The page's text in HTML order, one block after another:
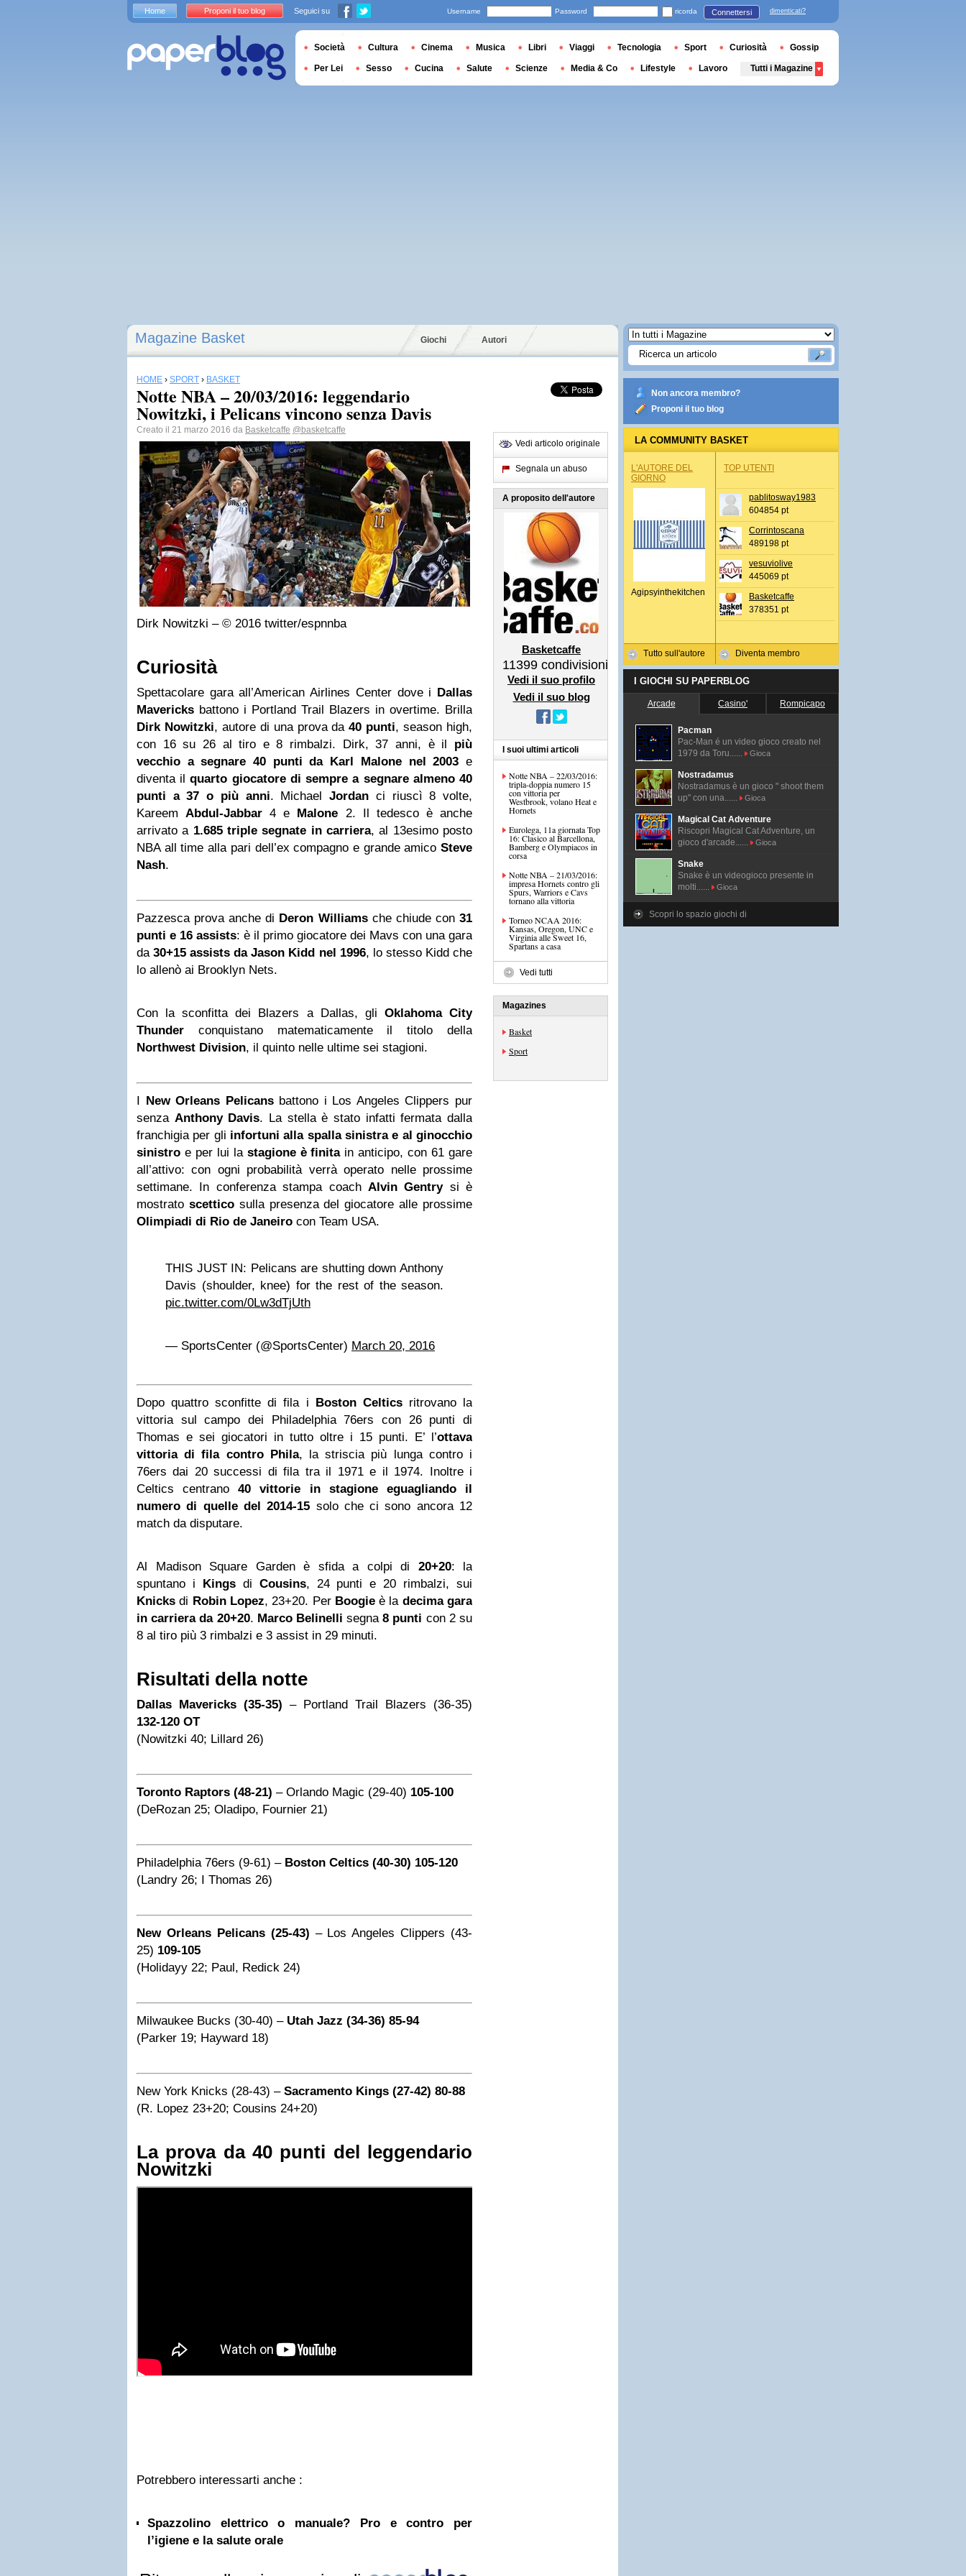
Magazine Basket Giochi Autori
HOME › SPORT › BASKET
Notte NBA – 20/03/2016: leggendario
Nowitzki, i Pelicans vincono senza Davis
Creato il 21 marzo 2016 da Basketcaffe @basketcaffe
Dirk Nowitzki – © 2016 twitter/espnnba
Curiosità
Spettacolare gara all’American Airlines Center dove i Dallas
Mavericks battono i Portland Trail Blazers in overtime. Brilla
Dirk Nowitzki, autore di una prova da40 punti, season high,
con 16 su 26 al tiro e 8 rimbalzi. Dirk, 37 anni, è il più
vecchio a segnare 40 punti da Karl Malone nel 2003 e
diventa ilquarto giocatore di sempre a segnare almeno 40
punti a 37 o più anni. MichaelJordan ci riuscì 8 volte,
KareemAbdul-Jabbar 4 e Malone 2. Il tedesco è anche
arrivato a 1.685 triple segnate in carriera, al 13esimo posto
NBA all time alla pari dell’ex compagno e grande amico Steve
Nash.
Pazzesca prova anche di Deron Williamsche chiude con31
punti e 16 assists: è il primo giocatore dei Mavs con una gara
da30+15 assists da Jason Kidd nel 1996, lo stesso Kidd che
lo allenò ai Brooklyn Nets.
Con la sconfitta dei Blazers a Dallas, gli Oklahoma City
Thunder conquistano matematicamente il titolo della
Northwest Division, il quinto nelle ultime sei stagioni.
I New Orleans Pelicansbattono i Los Angeles Clippers pur
senza Anthony Davis. La stella è stato infatti fermata dalla
franchigia per gli infortuni alla spalla sinistra e al ginocchio
sinistro e per lui la stagione è finitain anticipo, con 61 gare
all’attivo: con ogni probabilità verrà operato nelle prossime
settimane. In conferenza stampa coach Alvin Gentrysi è
mostrato scetticosulla presenza del giocatore alle prossime
Olimpiadi di Rio de Janeiro con Team USA.
THIS JUST IN: Pelicans are shutting down Anthony
Davis (shoulder, knee) for the rest of the season.
pic.twitter.com/0Lw3dTjUth
— SportsCenter (@SportsCenter) March 20, 2016
Dopo quattro sconfitte di fila i Boston Celtics ritrovano la
vittoria sul campo dei Philadelphia 76ers con 26 punti di
Thomas e sei giocatori in tutto oltre i 15 punti. E’ l’ottava
vittoria di fila contro Phila, la striscia più lunga contro i
76ers dai 20 successi di fila tra il 1971 e il 1974. Inoltre i
Celtics centrano40 vittorie in stagione eguagliando il
numero di quelle del 2014-15 solo che ci sono ancora 12
match da disputare.
Al Madison Square Garden è sfida a colpi di 20+20: la
spuntano i Kingsdi Cousins, 24 punti e 20 rimbalzi, sui
Knicks di Robin Lopez, 23+20. Per Boogieè la decima gara
in carriera da 20+20. Marco Belinelli segna8 punti con 2 su
8 al tiro più 3 rimbalzi e 3 assist in 29 minuti.
Risultati della notte
Dallas Mavericks (35-35) – Portland Trail Blazers (36-35)
132-120 OT
(Nowitzki 40; Lillard 26)
Toronto Raptors (48-21) – Orlando Magic (29-40) 105-100
(DeRozan 25; Oladipo, Fournier 21)
Philadelphia 76ers (9-61) – Boston Celtics (40-30) 105-120
(Landry 26; I Thomas 26)
New Orleans Pelicans (25-43) – Los Angeles Clippers (43-
25) 109-105
(Holidayy 22; Paul, Redick 24)
Milwaukee Bucks (30-40) – Utah Jazz (34-36) 85-94
(Parker 19; Hayward 18)
New York Knicks (28-43) – Sacramento Kings (27-42) 80-88
(R. Lopez 23+20; Cousins 24+20)
La prova da 40 punti del leggendario
Nowitzki
Potrebbero interessarti anche :
Spazzolino elettrico o manuale? Pro e contro per
l’igiene e la salute orale
Vedi articolo originale
Segnala un abuso
A proposito dell'autore
Basketcaffe
11399 condivisioni
Vedi il suo profilo
Vedi il suo blog
I suoi ultimi articoli
Notte NBA – 22/03/2016:
tripla-doppia numero 15
con vittoria per
Westbrook, volano Heat e
Hornets
Eurolega, 11a giornata Top
16: Clasico al Barcellona,
Bamberg e Olympiacos in
corsa
Notte NBA – 21/03/2016:
impresa Hornets contro gli
Spurs, Warriors e Cavs
tornano alla vittoria
Torneo NCAA 2016:
Kansas, Oregon, UNC e
Virginia alle Sweet 16,
Spartans a casa
Vedi tutti
Magazines
Basket
Sport
Non ancora membro?
Proponi il tuo blog
LA COMMUNITY BASKET
L'AUTORE DEL
GIORNO
Agipsyinthekitchen
Tutto sull'autore
TOP UTENTI
pablitosway1983
604854 pt
Corrintoscana
489198 pt
vesuviolive
445069 pt
Basketcaffe
378351 pt
Diventa membro
I GIOCHI SU PAPERBLOG
Arcade Casino' Rompicapo
Pacman
Pac-Man é un video gioco creato nel
1979 da Toru......
Gioca
Nostradamus
Nostradamus è un gioco " shoot them
up" con una......
Gioca
Magical Cat Adventure
Riscopri Magical Cat Adventure, un
gioco d'arcade......
Gioca
Snake
Snake è un videogioco presente in
molti......
Gioca
Scopri lo spazio giochi di
Home Proponi il tuo blog Seguici su Username Password ricorda Connettersi dimenticati?
Società Cultura Cinema Musica Libri Viaggi Tecnologia Sport Curiosità Gossip
Per Lei Sesso Cucina Salute Scienze Media & Co Lifestyle Lavoro Tutti i Magazine